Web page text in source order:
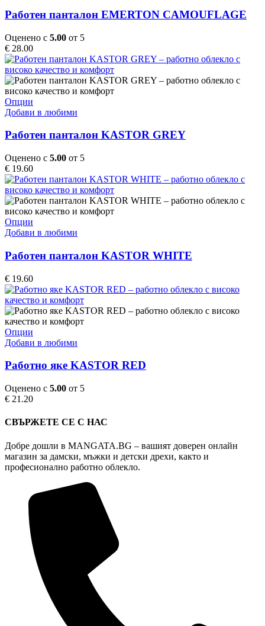
multiple
variants.
options
be
chosen
on
the
product
page
Работен панталон EMERTON CAMOUFLAGE
Оценено с 5.00 от 5
€ 28.00
Опции
product
multiple
The
options
may
be
chosen
on
product
page
Добави в любими
Работен панталон KASTOR GREY
Оценено с 5.00 от 5
€ 19.60
Опции
product
multiple
variants.
may
be
chosen
on
the
product
Добави в любими
Работен панталон KASTOR WHITE
€ 19.60
Опции
product
multiple
The
options
be
chosen
the
product
page
Добави в любими
Работно яке KASTOR RED
Оценено с 5.00 от 5
€ 21.20
СВЪРЖЕТЕ СЕ С НАС
Добре дошли в MANGATA.BG – вашият доверен онлайн
магазин за дамски, мъжки и детски дрехи, както и
професионално работно облекло.